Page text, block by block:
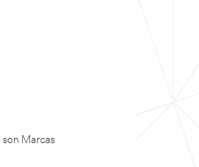
son Marcas